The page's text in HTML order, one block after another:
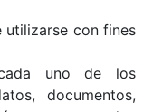
utilizarse con fines
uno de los
documentos,